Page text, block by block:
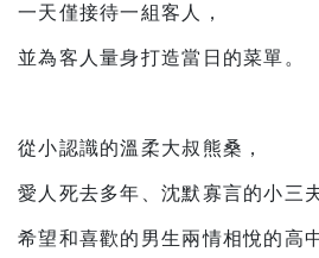
一天僅接待一組客人，
並為客人量身打造當日的菜單。
從小認識的溫柔大叔熊桑，
愛人死去多年、沈默寡言的小三
希望和喜歡的男生兩情相悅的高